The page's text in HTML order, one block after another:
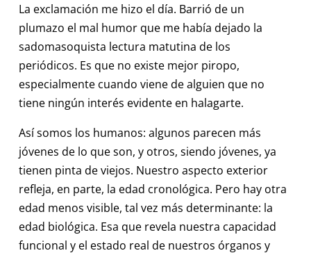
La exclamación me hizo el día. Barrió de un
plumazo el mal humor que me había dejado la
sadomasoquista lectura matutina de los
periódicos. Es que no existe mejor piropo,
especialmente cuando viene de alguien que no
tiene ningún interés evidente en halagarte.
Así somos los humanos: algunos parecen más
jóvenes de lo que son, y otros, siendo jóvenes, ya
tienen pinta de viejos. Nuestro aspecto exterior
refleja, en parte, la edad cronológica. Pero hay otra
edad menos visible, tal vez más determinante: la
edad biológica. Esa que revela nuestra capacidad
funcional y el estado real de nuestros órganos y